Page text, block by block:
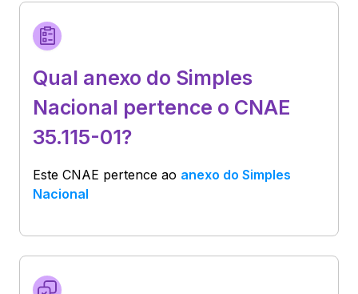
Qual anexo do Simples
Nacional pertence o CNAE
35.115-01?
Este CNAE pertence ao anexo do Simples
Nacional